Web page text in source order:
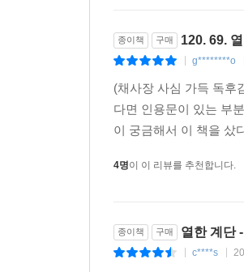
하지만 그렇지 않다. 인간
반대도 마찬가지다. 사랑
함께 있는 시간이 아니라,
고독해지는 시간이 필요하다
--- 본문 중에서
종이책 구매 120. 69.
g********o
(채사장 사심 가득 독후
다면 인용문이 있는 부
이 궁금해서 이 책을 샀
4명이 이 리뷰를 추천합니다.
종이책 구매 열한 계단
c****s